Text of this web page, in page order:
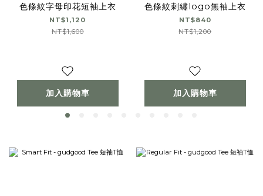
色條紋字母印花短袖上衣
NT$1,120
NT$1,600
加入購物車
色條紋刺繡logo無袖上衣
NT$840
NT$1,200
加入購物車